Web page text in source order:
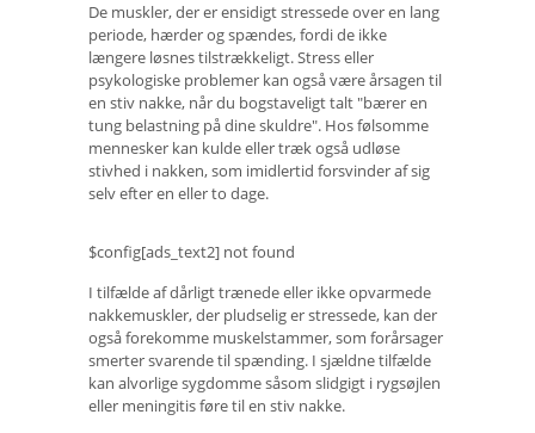
De muskler, der er ensidigt stressede over en lang
periode, hærder og spændes, fordi de ikke
længere løsnes tilstrækkeligt. Stress eller
psykologiske problemer kan også være årsagen til
en stiv nakke, når du bogstaveligt talt "bærer en
tung belastning på dine skuldre". Hos følsomme
mennesker kan kulde eller træk også udløse
stivhed i nakken, som imidlertid forsvinder af sig
selv efter en eller to dage.
$config[ads_text2] not found
I tilfælde af dårligt trænede eller ikke opvarmede
nakkemuskler, der pludselig er stressede, kan der
også forekomme muskelstammer, som forårsager
smerter svarende til spænding. I sjældne tilfælde
kan alvorlige sygdomme såsom slidgigt i rygsøjlen
eller meningitis føre til en stiv nakke.